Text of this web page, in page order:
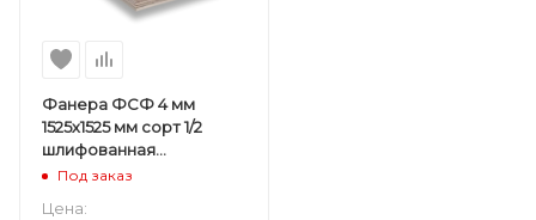
Фанера ФСФ 4 мм
1525х1525 мм сорт 1/2
шлифованная
березовая
Под заказ
Цена: